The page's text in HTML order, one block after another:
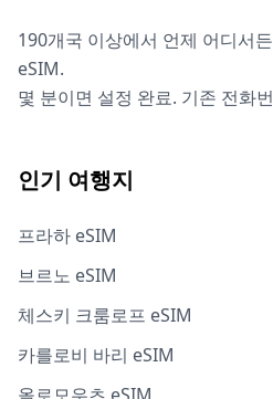
190개국 이상에서 언제 어디서
eSIM.
몇 분이면 설정 완료. 기존 전화
인기 여행지
프라하 eSIM
브르노 eSIM
체스키 크룸로프 eSIM
카를로비 바리 eSIM